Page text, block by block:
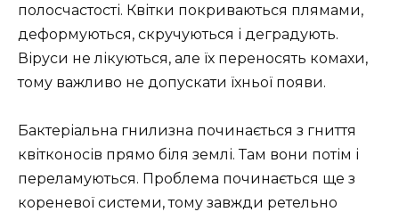
полосчастості. Квітки покриваються плямами,
деформуються, скручуються і деградують.
Віруси не лікуються, але їх переносять комахи,
тому важливо не допускати їхньої появи.
Бактеріальна гнилизна починається з гниття
квітконосів прямо біля землі. Там вони потім і
переламуються. Проблема починається ще з
кореневої системи, тому завжди ретельно